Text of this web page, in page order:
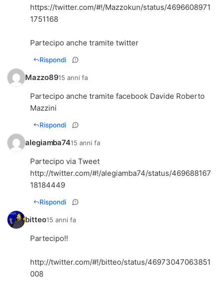
https://twitter.com/#!/Mazzokun/status/4696608971
1751168
Partecipo anche tramite twitter
Rispondi
Mazzo8915 anni fa
Partecipo anche tramite facebook Davide Roberto
Mazzini
Rispondi
alegiamba7415 anni fa
Partecipo via Tweet
http://twitter.com/#!/alegiamba74/status/469688167
18184449
Rispondi
bitteo15 anni fa
Partecipo!!
http://twitter.com/#!/bitteo/status/46973047063851
008